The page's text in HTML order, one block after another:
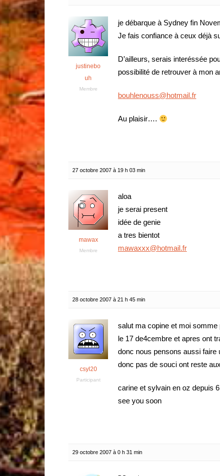
justinebo
uh
Membre
je débarque à Sydney fin
Je fais confiance à ceux déjà
D’ailleurs, serais interéssée
possibilité de retrouver à mon
bouhlenouss@hotmail.fr
Au plaisir….
27 octobre 2007 à 19 h 03 min
mawax
Membre
aloa
je serai present
idée de genie
a tres bientot
mawaxxx@hotmail.fr
28 octobre 2007 à 21 h 45 min
csyl20
Participant
salut ma copine et moi
le 17 de4cembre et apres ont
donc nous pensons aussi faire
donc pas de souci ont reste
carine et sylvain en oz depuis
see you soon
29 octobre 2007 à 0 h 31 min